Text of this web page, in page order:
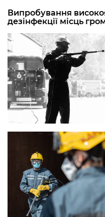
Випробування
дезінфекції місць